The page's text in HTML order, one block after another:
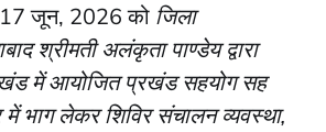
17 जून, 2026 को जिला
श्रीमती अलंकृता पाण्डेय द्वारा
में आयोजित प्रखंड सहयोग सह
भाग लेकर शिविर संचालन व्यवस्था,